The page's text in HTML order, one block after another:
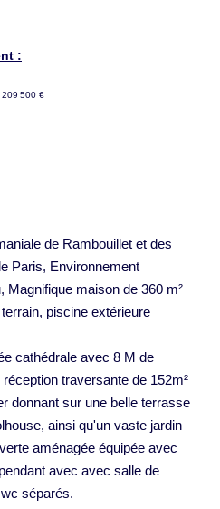
:
500 €
de Rambouillet et des
Paris, Environnement
Magnifique maison de 360 m²
piscine extérieure
cathédrale avec 8 M de
traversante de 152m²
donnant sur une belle terrasse
ainsi qu'un vaste jardin
aménagée équipée avec
avec avec salle de
séparés.